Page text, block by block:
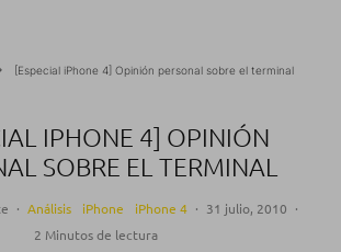
[Especial iPhone 4] Opinión personal sobre el terminal
IPHONE 4] OPINIÓN
SOBRE EL TERMINAL
· Análisis iPhone iPhone 4 · 31 julio, 2010 ·
2 Minutos de lectura